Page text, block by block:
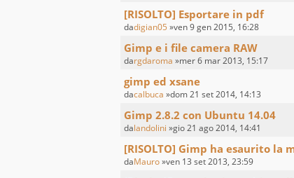
[RISOLTO] Esportare in pdf
dadigian05 »ven 9 gen 2015, 16:28
Gimp e i file camera RAW
dargdaroma »mer 6 mar 2013, 15:17
gimp ed xsane
dacalbuca »dom 21 set 2014, 14:13
Gimp 2.8.2 con Ubuntu 14.04
dalandolini »gio 21 ago 2014, 14:41
[RISOLTO] Gimp ha esaurito la
daMauro»ven 13 set 2013, 23:59